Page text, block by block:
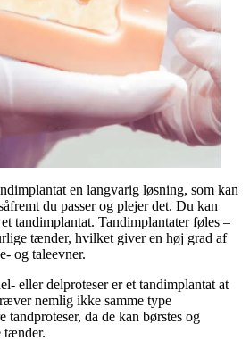
en langvarig løsning, som kan
du passer og plejer det. Du kan
tandimplantat. Tandimplantater føles –
tænder, hvilket giver en høj grad af
og taleevner.
eller delproteser er et tandimplantat at
nemlig ikke samme type
tandproteser, da de kan børstes og
tænder.